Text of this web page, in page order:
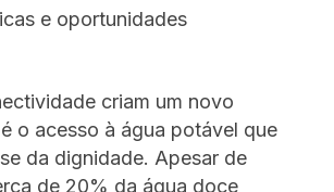
e oportunidades
criam um novo
o acesso à água potável que
da dignidade. Apesar de
de 20% da água doce